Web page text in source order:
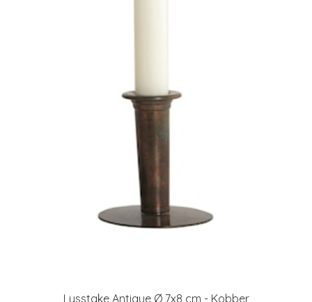
Lysstake Antique Ø 7x8 cm - Kobber